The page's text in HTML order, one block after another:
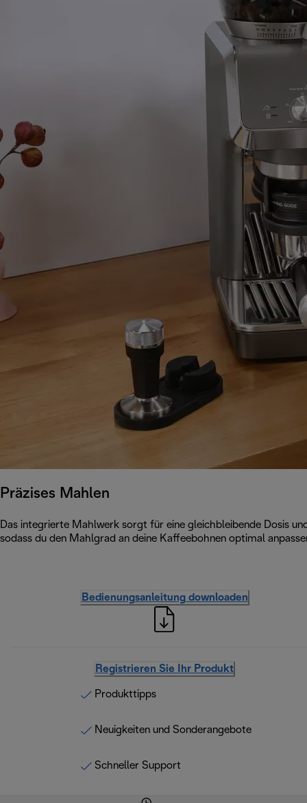
Präzises Mahlen
Das integrierte Mahlwerk sorgt für eine gleichbleibende Dosis
sodass du den Mahlgrad an deine Kaffeebohnen optimal
Bedienungsanleitung downloaden
Registrieren Sie Ihr Produkt
Produkttipps
Neuigkeiten und Sonderangebote
Schneller Support